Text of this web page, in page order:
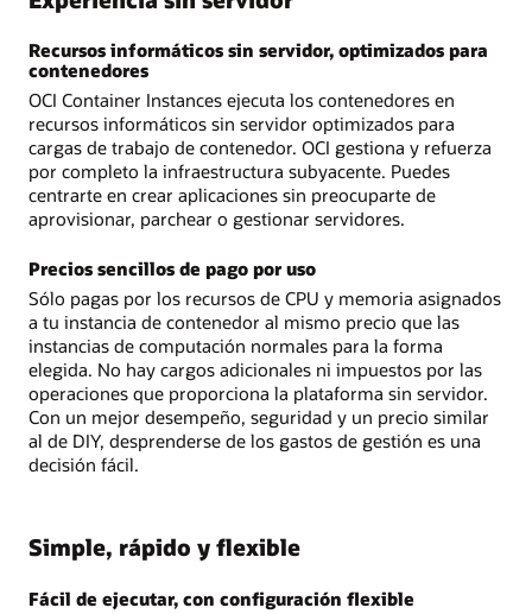
Recursos informáticos sin servidor, optimizados para
contenedores
OCI Container Instances ejecuta los contenedores en
recursos informáticos sin servidor optimizados para
cargas de trabajo de contenedor. OCI gestiona y refuerza
por completo la infraestructura subyacente. Puedes
centrarte en crear aplicaciones sin preocuparte de
aprovisionar, parchear o gestionar servidores.
Precios sencillos de pago por uso
Sólo pagas por los recursos de CPU y memoria asignados
a tu instancia de contenedor al mismo precio que las
instancias de computación normales para la forma
elegida. No hay cargos adicionales ni impuestos por las
operaciones que proporciona la plataforma sin servidor.
Con un mejor desempeño, seguridad y un precio similar
al de DIY, desprenderse de los gastos de gestión es una
decisión fácil.
Simple, rápido y flexible
Fácil de ejecutar, con configuración flexible